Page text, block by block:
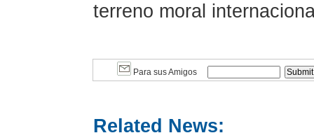
terreno moral
Para sus Amigos
Related News: